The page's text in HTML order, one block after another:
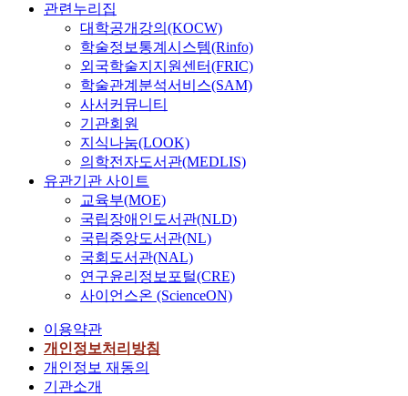
관련누리집
대학공개강의(KOCW)
학술정보통계시스템(Rinfo)
외국학술지지원센터(FRIC)
학술관계분석서비스(SAM)
사서커뮤니티
기관회원
지식나눔(LOOK)
의학전자도서관(MEDLIS)
유관기관 사이트
교육부(MOE)
국립장애인도서관(NLD)
국립중앙도서관(NL)
국회도서관(NAL)
연구윤리정보포털(CRE)
사이언스온 (ScienceON)
이용약관
개인정보처리방침
개인정보 재동의
기관소개